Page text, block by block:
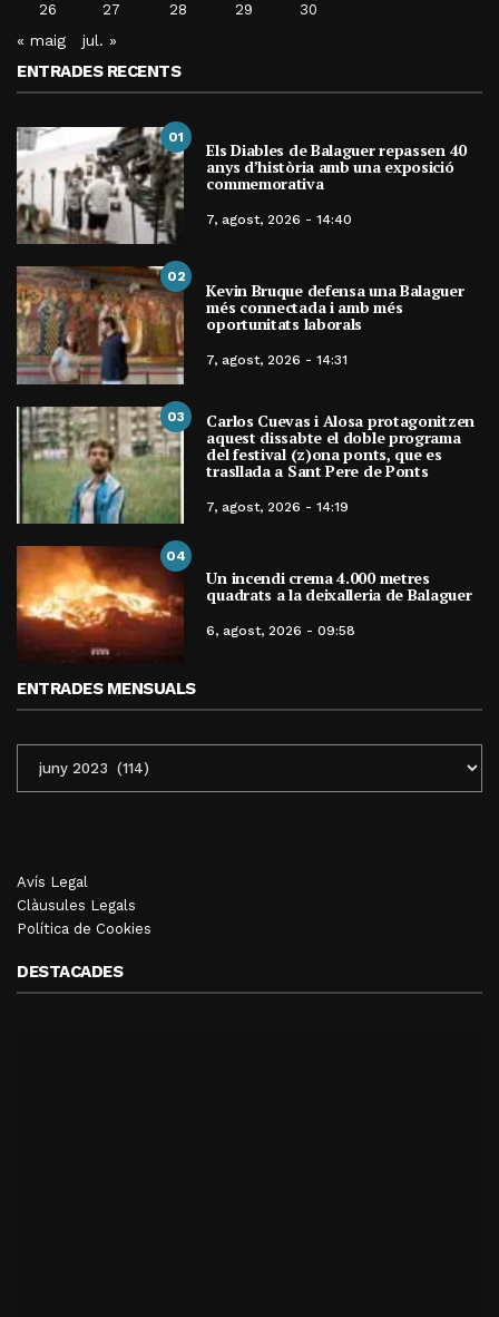
26 27 28 29 30
« maig jul. »
ENTRADES RECENTS
01
Els Diables de Balaguer repassen 40
anys d’història amb una exposició
commemorativa
7, agost, 2026 - 14:40
02
Kevin Bruque defensa una Balaguer
més connectada i amb més
oportunitats laborals
7, agost, 2026 - 14:31
03 Carlos Cuevas i Alosa protagonitzen
aquest dissabte el doble programa
del festival (z)ona ponts, que es
trasllada a Sant Pere de Ponts
7, agost, 2026 - 14:19
04
Un incendi crema 4.000 metres
quadrats a la deixalleria de Balaguer
6, agost, 2026 - 09:58
ENTRADES MENSUALS
MENSUALS
Avís Legal
Clàusules Legals
Política de Cookies
DESTACADES